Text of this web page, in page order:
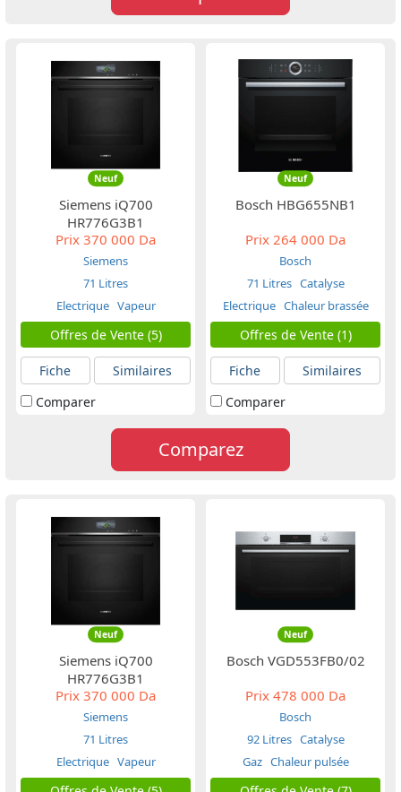
Neuf
Siemens iQ700
HR776G3B1
Prix 370 000 Da
Siemens
71 Litres
Electrique Vapeur
Offres de Vente (5)
Fiche
Similaires
Comparer
Neuf
Bosch HBG655NB1
Prix 264 000 Da
Bosch
71 Litres Catalyse
Electrique Chaleur brassée
Offres de Vente (1)
Fiche
Similaires
Comparer
Comparez
Neuf
Siemens iQ700
HR776G3B1
Prix 370 000 Da
Siemens
71 Litres
Electrique Vapeur
Neuf
Bosch VGD553FB0/02
Prix 478 000 Da
Bosch
92 Litres Catalyse
Gaz Chaleur pulsée